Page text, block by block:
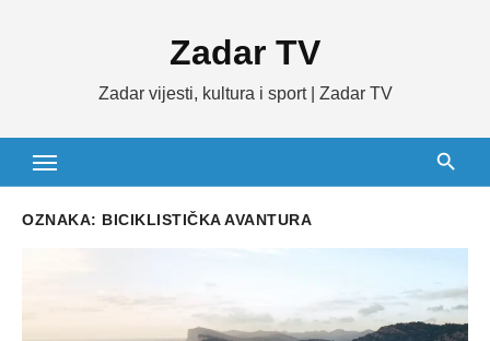
Zadar TV
Zadar vijesti, kultura i sport | Zadar TV
OZNAKA: BICIKLISTIČKA AVANTURA